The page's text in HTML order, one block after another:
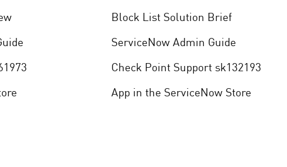
Block List Solution Brief
ServiceNow Admin Guide
Check Point Support sk132193
App in the ServiceNow Store